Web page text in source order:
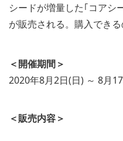
シードが増量した｢コアシ
が販売される。購入でき
＜開催期間＞
2020年8月2日(日) ～ 8月
＜販売内容＞